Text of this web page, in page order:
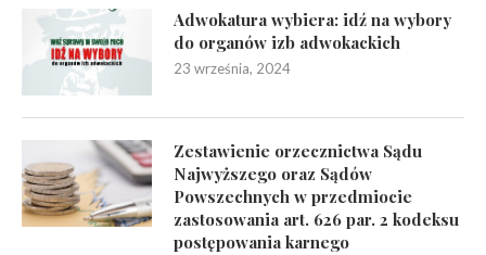
Adwokatura wybiera: idź na wybory
do organów izb adwokackich
23 września, 2024
Zestawienie orzecznictwa Sądu
Najwyższego oraz Sądów
Powszechnych w przedmiocie
zastosowania art. 626 par. 2 kodeksu
postępowania karnego